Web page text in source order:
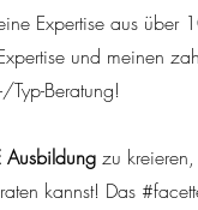
Expertise aus über
und meinen
Typ-Beratung!
Ausbildungzu
kannst! Das